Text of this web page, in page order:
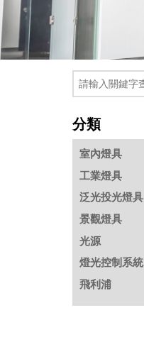
分類
室內燈具
工業燈具
泛光投光燈具
景觀燈具
光源
燈光控制系統
飛利浦